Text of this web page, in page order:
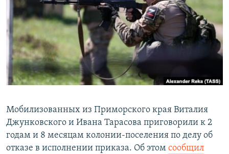
РАСПИСАНИЕ ВЕЩАНИЯ
ПОДПИШИТЕСЬ НА РАССЫЛКУ
СОЦИАЛЬНЫЕ СЕТИ
Все сайты РСЕ/РС
Мобилизованных из Приморского края Виталия
Джунковского и Ивана Тарасова приговорили к 2
годам и 8 месяцам колонии-поселения по делу об
отказе в исполнении приказа. Об этом сообщил